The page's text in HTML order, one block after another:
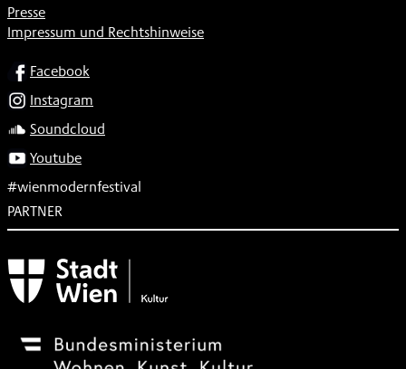
Presse
Impressum und Rechtshinweise
SOCIALFacebook
Instagram
Soundcloud
Youtube
#wienmodernfestival
PARTNER
Subventionsgeber